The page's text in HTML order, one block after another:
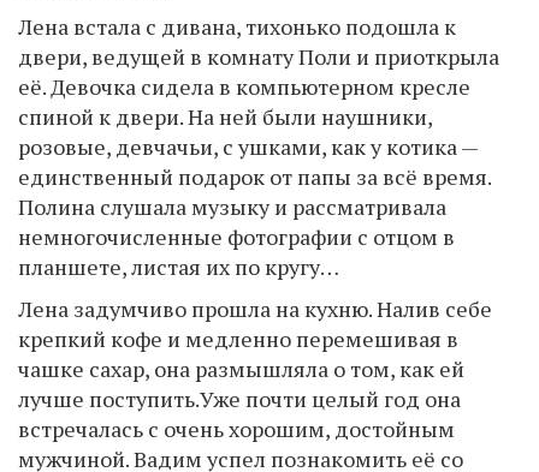
Лена встала с дивана, тихонько подошла к
двери, ведущей в комнату Поли и приоткрыла
её. Девочка сидела в компьютерном кресле
спиной к двери. На ней были наушники,
розовые, девчачьи, с ушками, как у котика —
единственный подарок от папы за всё время.
Полина слушала музыку и рассматривала
немногочисленные фотографии с отцом в
планшете, листая их по кругу…
Лена задумчиво прошла на кухню. Налив себе
крепкий кофе и медленно перемешивая в
чашке сахар, она размышляла о том, как ей
лучше поступить.Уже почти целый год она
встречалась с очень хорошим, достойным
мужчиной. Вадим успел познакомить её со